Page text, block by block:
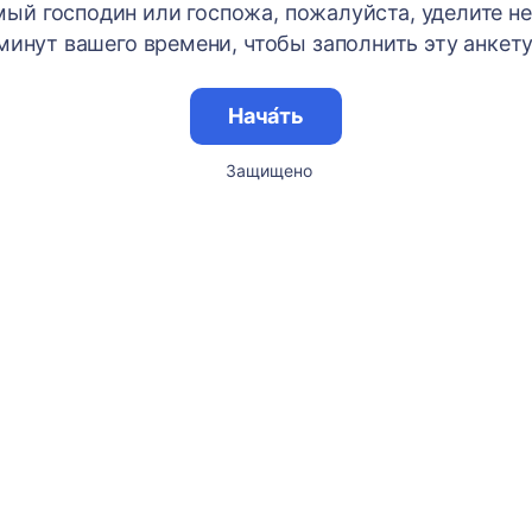
господин или госпожа, пожалуйста, уделите
вашего времени, чтобы заполнить эту
Нача́ть
Защищено